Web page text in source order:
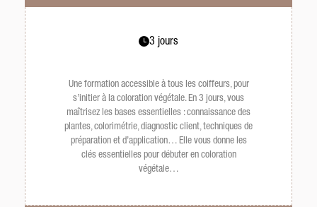
3 jours
Une formation accessible à tous les coiffeurs, pour
s’initier à la coloration végétale. En 3 jours, vous
maîtrisez les bases essentielles : connaissance des
plantes, colorimétrie, diagnostic client, techniques de
préparation et d’application… Elle vous donne les
clés essentielles pour débuter en coloration
végétale…